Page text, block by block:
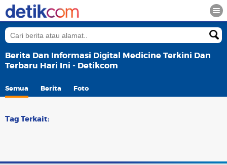
Berita Dan Informasi Digital Medicine Terkini Dan
Terbaru Hari Ini - Detikcom
Semua Berita Foto
Tag Terkait: